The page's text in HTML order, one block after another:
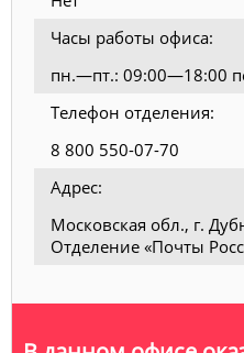
Часы работы офиса:
пн.—пт.: 09:00—18:00
Телефон отделения:
8 800 550-07-70
Адрес:
Московская обл., г.
Отделение «Почты